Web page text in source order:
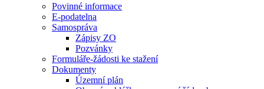
Povinné informace
E-podatelna
Samospráva
Zápisy ZO
Pozvánky
Formuláře-žádosti ke stažení
Dokumenty
Územní plán